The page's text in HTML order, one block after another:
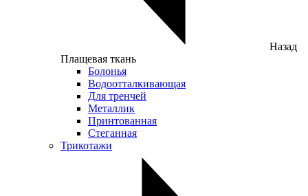
Назад
Плащевая ткань
Болонья
Водоотталкивающая
Для тренчей
Металлик
Принтованная
Стеганная
Трикотажи